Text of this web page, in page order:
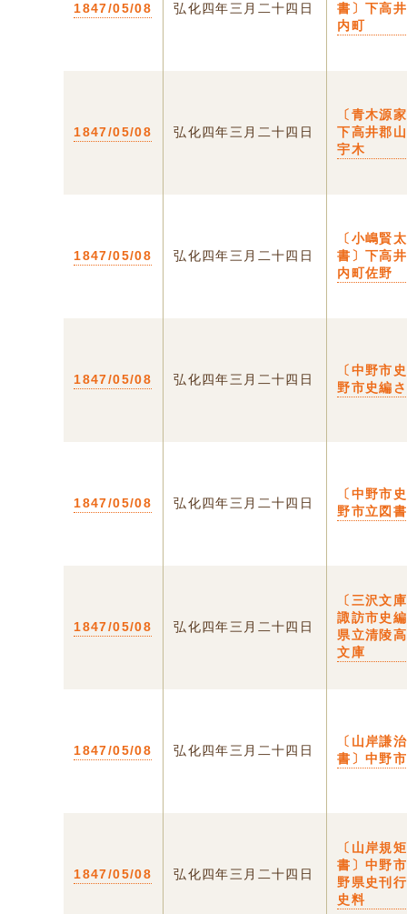
1847/05/08 弘化四年三月二十四日
書〕下高
内町
1847/05/08 弘化四年三月二十四日
〔青木源
下高井郡
宇木
1847/05/08 弘化四年三月二十四日
〔小嶋賢
書〕下高
内町佐野
1847/05/08 弘化四年三月二十四日
〔中野市
野市史編
1847/05/08 弘化四年三月二十四日
〔中野市
野市立図
1847/05/08 弘化四年三月二十四日
〔三沢文
諏訪市史
県立清陵
文庫
1847/05/08 弘化四年三月二十四日
〔山岸謙
書〕中野市
1847/05/08 弘化四年三月二十四日
〔山岸規
書〕中野
野県史刊
史料